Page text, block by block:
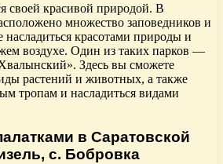
своей красивой природой. В
множество заповедников и
насладиться красотами природы и
воздухе. Один из таких парков —
Здесь вы сможете
растений и животных, а также
тропам и насладиться видами
в Саратовской
с. Бобровка